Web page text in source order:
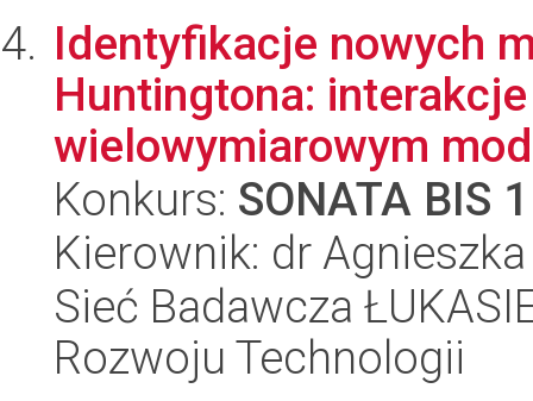
Identyfikacje nowych
Huntingtona:
wielowymiarowym
Konkurs: SONATA BIS
Kierownik: dr
Sieć Badawcza
Rozwoju Technologii